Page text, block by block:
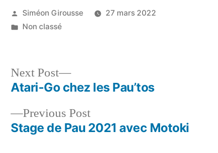
Posted
by
Siméon Girousse
27 mars 2022
Posted
Non classé
Navigation
de
l’article
Previous PostPrevious
post:
Stage de Pau 2021 avec Motoki
Next Post
Next
post:
Atari-Go chez les Pau’tos